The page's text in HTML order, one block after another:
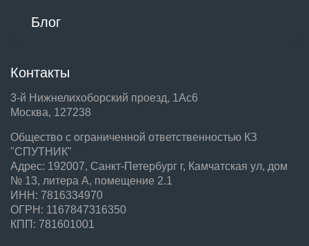
Блог
Контакты
3-й Нижнелихоборский проезд, 1Ас6
Москва, 127238
Общество с ограниченной ответственностью КЗ
"СПУТНИК"
Адрес: 192007, Санкт-Петербург г, Камчатская ул, дом
№ 13, литера А, помещение 2.1
ИНН: 7816334970
ОГРН: 1167847316350
КПП: 781601001